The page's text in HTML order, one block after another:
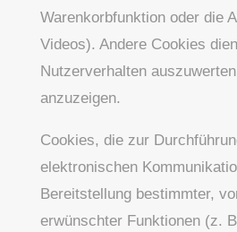
Warenkorbfunktion oder die
Videos). Andere Cookies
Nutzerverhalten
anzuzeigen.
Cookies, die zur
elektronischen
Bereitstellung bestimmter,
erwünschter Funktionen (z.